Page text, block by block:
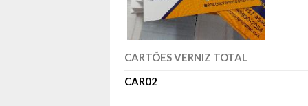
CARTÕES VERNIZ TOTAL
CAR02